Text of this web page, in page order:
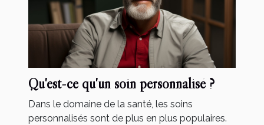
Qu'est-ce qu'un soin personnalisé ?
Dans le domaine de la santé, les soins
personnalisés sont de plus en plus populaires.